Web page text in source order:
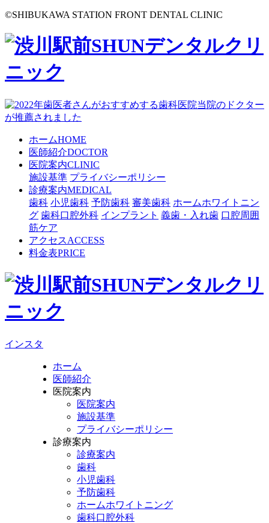
©SHIBUKAWA STATION FRONT DENTAL CLINIC
ホームHOME
医師紹介DOCTOR
医院案内CLINIC
施設基準 プライバシーポリシー
診療案内MEDICAL
歯科 小児歯科 予防歯科 審美歯科 ホームホワイトニン
グ 歯科口腔外科 インプラント 義歯・入れ歯 口腔周囲
筋ケア
アクセスACCESS
料金表PRICE
インスタ
ホーム
医師紹介
医院案内
医院案内
施設基準
プライバシーポリシー
診療案内
診療案内
歯科
小児歯科
予防歯科
ホームホワイトニング
歯科口腔外科